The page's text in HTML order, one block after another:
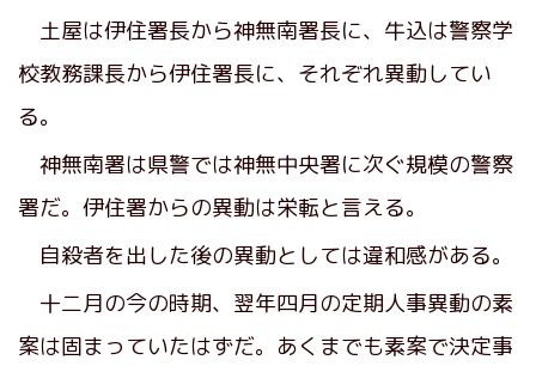
土屋は伊住署長から神無南署長に、牛込は警察学
校教務課長から伊住署長に、それぞれ異動してい
る。
神無南署は県警では神無中央署に次ぐ規模の警察
署だ。伊住署からの異動は栄転と言える。
自殺者を出した後の異動としては違和感がある。
十二月の今の時期、翌年四月の定期人事異動の素
案は固まっていたはずだ。あくまでも素案で決定事